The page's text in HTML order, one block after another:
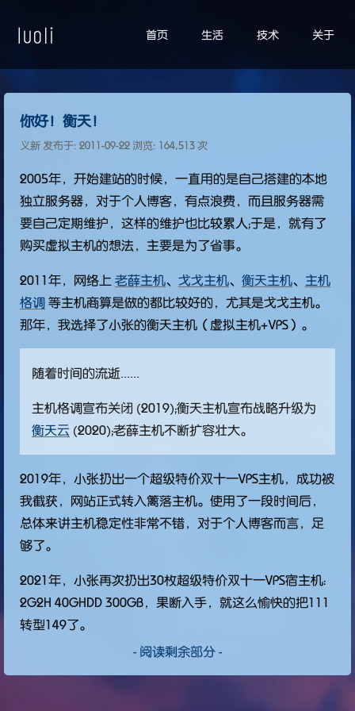
首页 生活 技术 关于
你好！衡天！
义新 发布于: 2011-09-22 浏览: 164,513 次
2005年，开始建站的时候，一直用的是自己搭建的本地
独立服务器，对于个人博客，有点浪费，而且服务器需
要自己定期维护，这样的维护也比较累人；于是，就有了
购买虚拟主机的想法，主要是为了省事。
2011年，网络上 老薛主机、 戈戈主机、 衡天主机、 主机
格调 等主机商算是做的都比较好的，尤其是戈戈主机。
那年，我选择了小张的衡天主机（虚拟主机+VPS）。
随着时间的流逝......
主机格调宣布关闭 (2019)；衡天主机宣布战略升级为
衡天云 (2020)；老薛主机不断扩容壮大。
2019年，小张扔出一个超级特价双十一VPS主机，成功被
我截获，网站正式转入篱落主机。使用了一段时间后，
总体来讲主机稳定性非常不错，对于个人博客而言，足
够了。
2021年，小张再次扔出30枚超级特价双十一VPS宿主机：
2G2H 40GHDD 300GB，果断入手，就这么愉快的把111
转型149了。
- 阅读剩余部分 -